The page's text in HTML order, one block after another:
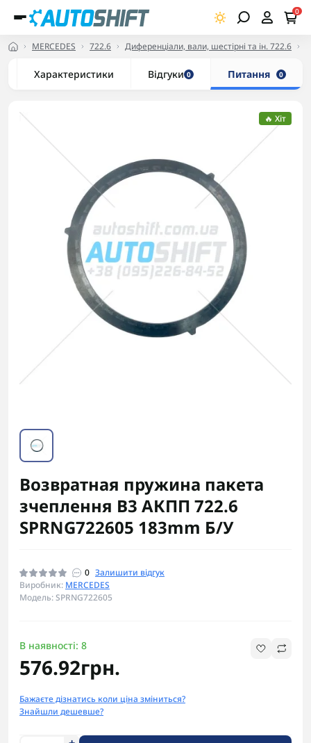
0
MERCEDES 722.6 Диференціали, вали, шестірні та ін. 722.6
Характеристики Відгуки 0 Питання 0
🔥 Хіт
Возвратная пружина пакета
зчеплення B3 АКПП 722.6
SPRNG722605 183mm Б/У
0 Залишити відгук
Виробник: MERCEDES
Модель: SPRNG722605
В наявності: 8
576.92грн.
Бажаєте дізнатись коли ціна зміниться?
Знайшли дешевше?